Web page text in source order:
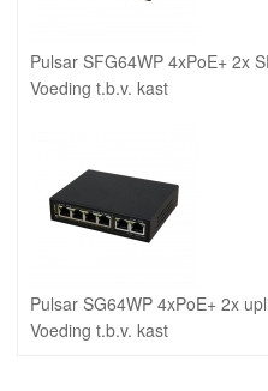
Pulsar SFG64WP 4xPoE+ 2x
Voeding t.b.v. kast
Pulsar SG64WP 4xPoE+ 2x
Voeding t.b.v. kast